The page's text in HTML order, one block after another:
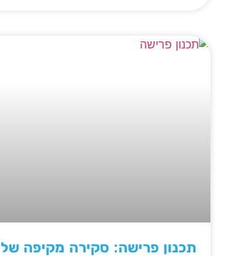
תכנון פרישה: סקירה מקיפה של